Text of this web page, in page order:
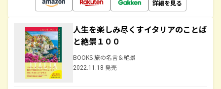
詳細を見る
人生を楽しみ尽くすイタリアのことば
と絶景１００
BOOKS 旅の名言＆絶景
2022.11.18 発売